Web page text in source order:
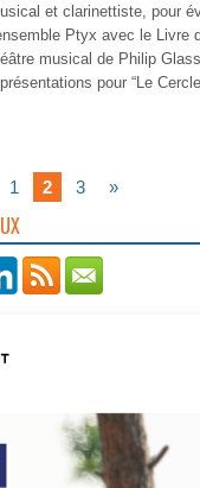
et clarinettiste, pour
Ptyx avec le Livre
musical de Philip
pour “Le Cercle
1 2 3 »